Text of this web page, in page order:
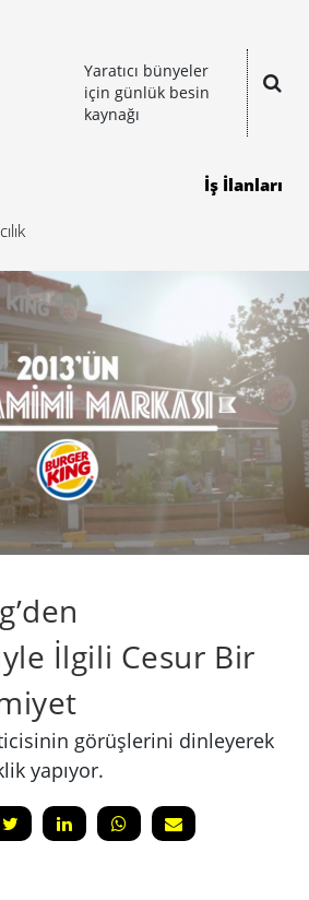
Yaratıcı bünyeler
için günlük besin
kaynağı
İş İlanları
İlgili Cesur Bir
görüşlerini dinleyerek
yapıyor.